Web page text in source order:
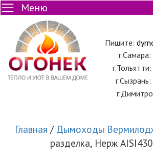
Меню
Пишите:
г.Самара:
г.Тольятти:
г.Сызрань:
Главная / Дымоходы
разделка, Нерж